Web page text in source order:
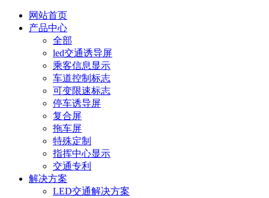
网站首页
产品中心
全部
led交通诱导屏
乘客信息显示
车道控制标志
可变限速标志
停车诱导屏
复合屏
拖车屏
特殊定制
指挥中心显示
交通专利
解决方案
LED交通解决方案